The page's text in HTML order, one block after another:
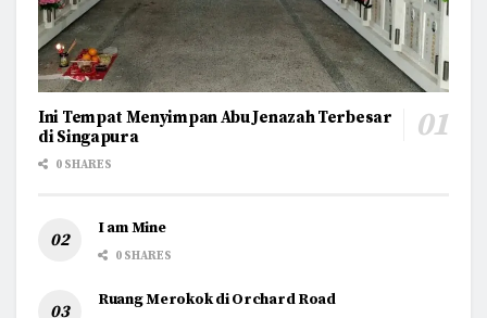
Ini Tempat Menyimpan Abu Jenazah Terbesar
di Singapura
0 SHARES
I am Mine
0 SHARES
Ruang Merokok di Orchard Road